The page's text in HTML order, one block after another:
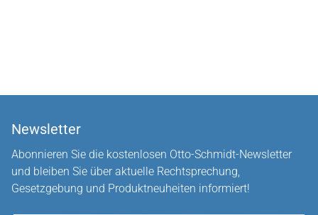
Newsletter
Abonnieren Sie die kostenlosen Otto-Schmidt-Newsletter
und bleiben Sie über aktuelle Rechtsprechung,
Gesetzgebung und Produktneuheiten informiert!